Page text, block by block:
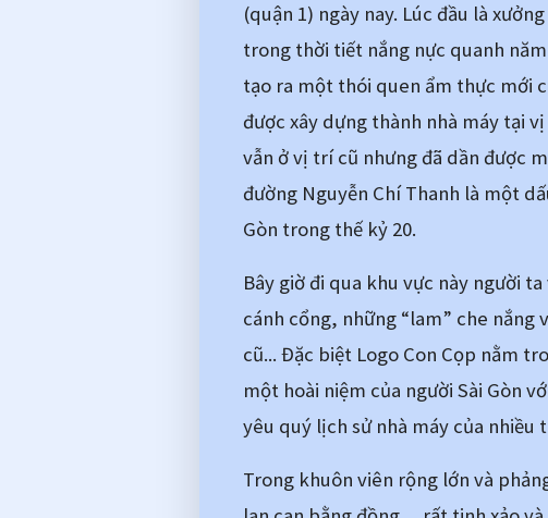
(quận 1) ngày nay. Lúc đầu là
trong thời tiết nắng nực quanh
tạo ra một thói quen ẩm thực mới
được xây dựng thành nhà máy tại
vẫn ở vị trí cũ nhưng đã dần được
đường Nguyễn Chí Thanh là một
Gòn trong thế kỷ 20.
Bây giờ đi qua khu vực này người
cánh cổng, những “lam” che nắng
cũ... Đặc biệt Logo Con Cọp nằm
một hoài niệm của người Sài Gòn
yêu quý lịch sử nhà máy của nhiều
Trong khuôn viên rộng lớn và